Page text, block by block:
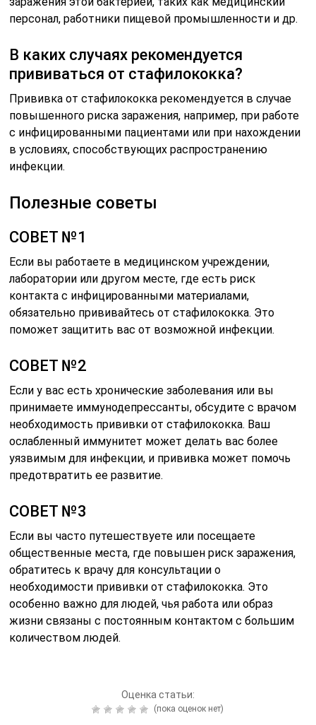
персонал, работники пищевой промышленности и др.
В каких случаях рекомендуется
прививаться от стафилококка?
Прививка от стафилококка рекомендуется в случае
повышенного риска заражения, например, при работе
с инфицированными пациентами или при нахождении
в условиях, способствующих распространению
инфекции.
Полезные советы
СОВЕТ №1
Если вы работаете в медицинском учреждении,
лаборатории или другом месте, где есть риск
контакта с инфицированными материалами,
обязательно прививайтесь от стафилококка. Это
поможет защитить вас от возможной инфекции.
СОВЕТ №2
Если у вас есть хронические заболевания или вы
принимаете иммунодепрессанты, обсудите с врачом
необходимость прививки от стафилококка. Ваш
ослабленный иммунитет может делать вас более
уязвимым для инфекции, и прививка может помочь
предотвратить ее развитие.
СОВЕТ №3
Если вы часто путешествуете или посещаете
общественные места, где повышен риск заражения,
обратитесь к врачу для консультации о
необходимости прививки от стафилококка. Это
особенно важно для людей, чья работа или образ
жизни связаны с постоянным контактом с большим
количеством людей.
Оценка статьи:
(пока оценок нет)